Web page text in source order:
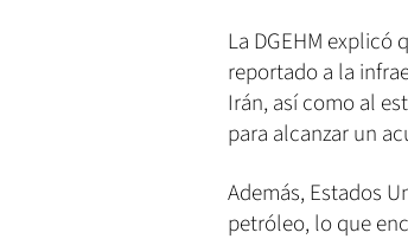
La DGEHM
reportado a la
Irán, así como al
para alcanzar un
Además, Estados
petróleo, lo que